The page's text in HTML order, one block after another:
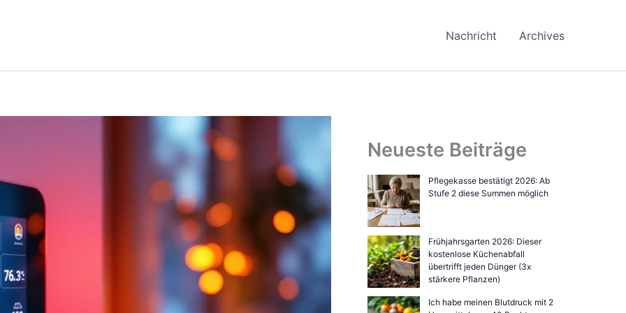
Nachricht Archives
Neueste Beiträge
Pflegekasse bestätigt 2026: Ab
Stufe 2 diese Summen möglich
Frühjahrsgarten 2026: Dieser
kostenlose Küchenabfall
übertrifft jeden Dünger (3x
stärkere Pflanzen)
Ich habe meinen Blutdruck mit 2